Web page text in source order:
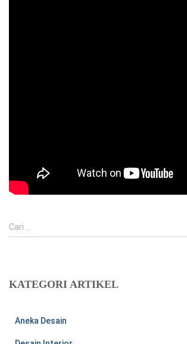
C
a
n
Cari …
KATEGORI ARTIKEL
Aneka Desain